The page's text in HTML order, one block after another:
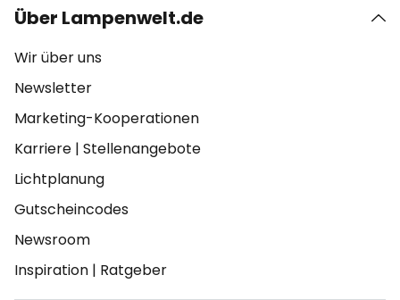
Über Lampenwelt.de
Wir über uns
Newsletter
Marketing-Kooperationen
Karriere | Stellenangebote
Lichtplanung
Gutscheincodes
Newsroom
Inspiration | Ratgeber